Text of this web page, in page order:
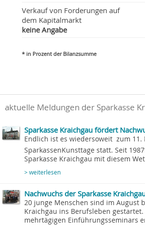
Verkauf von Forderungen auf
dem Kapitalmarkt
keine Angabe
* in Prozent der Bilanzsumme
aktuelle Meldungen der Sparkasse
Sparkasse Kraichgau fördert
Endlich ist es wiedersoweit  zum
SparkassenKunsttage statt. Seit
Sparkasse Kraichgau mit diesem
> weiterlesen
Nachwuchs der Sparkasse
20 junge Menschen sind im August
Kraichgau ins Berufsleben
mehrtägigen Einführungsseminars